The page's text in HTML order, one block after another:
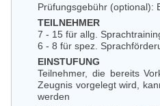
Prüfungsgebühr (optional):
TEILNEHMER
7 - 15 für allg.
6 - 8 für spez.
EINSTUFUNG
Teilnehmer, die bereits
Zeugnis vorgelegt wird,
werden